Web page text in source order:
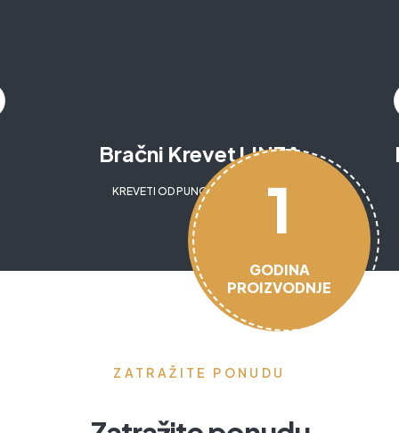
Bračni Krevet LINEA
KREVETI OD PUNOG DRVA LINEA
1
GODINA
PROIZVODNJE
ZATRAŽITE PONUDU